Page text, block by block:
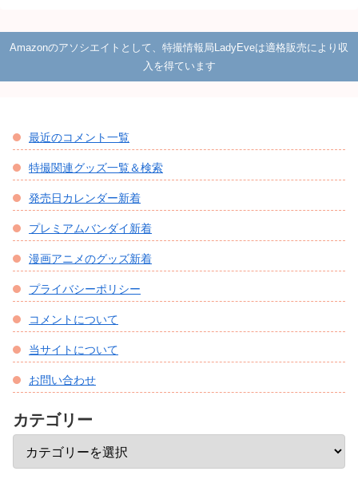
Amazonのアソシエイトとして、特撮情報局LadyEveは適格販売により収
入を得ています
最近のコメント一覧
特撮関連グッズ一覧＆検索
発売日カレンダー新着
プレミアムバンダイ新着
漫画アニメのグッズ新着
プライバシーポリシー
コメントについて
当サイトについて
お問い合わせ
カテゴリー